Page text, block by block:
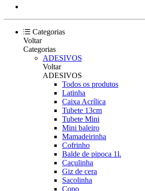
Categorias
Voltar
Categorias
ADESIVOS
Voltar
ADESIVOS
Todos os produtos
Latinha
Caixa Acrílica
Tubete 13cm
Tubete Mini
Mini baleiro
Mamadeirinha
Cofrinho
Balde de pipoca 1l.
Caçulinha
Giz de cera
Sacolinha
Copo